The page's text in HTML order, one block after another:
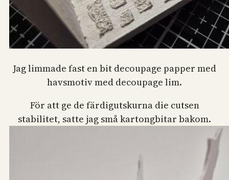
Jag limmade fast en bit decoupage papper med
havsmotiv med decoupage lim.
För att ge de färdigutskurna die cutsen
stabilitet, satte jag små kartongbitar bakom.